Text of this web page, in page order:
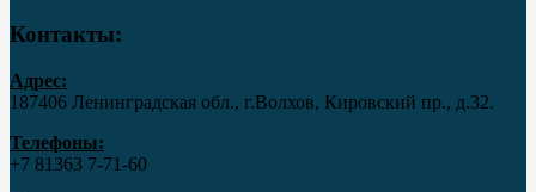
Контакты:
Адрес:
187406 Ленинградская обл., г.Волхов, Кировский пр., д.32.
Телефоны:
+7 81363 7‑71-60